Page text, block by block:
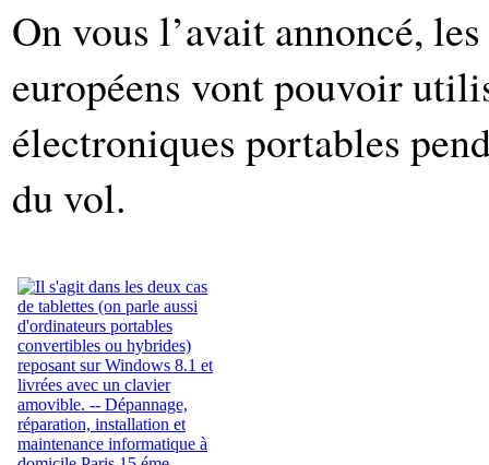
On vous l’avait annoncé,
européens vont pouvoir
électroniques portables
du vol.